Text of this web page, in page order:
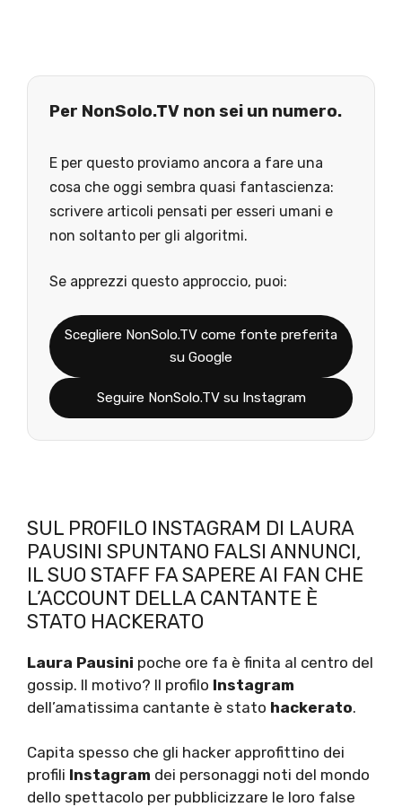
Per NonSolo.TV non sei un numero.
E per questo proviamo ancora a fare una
cosa che oggi sembra quasi fantascienza:
scrivere articoli pensati per esseri umani e
non soltanto per gli algoritmi.
Se apprezzi questo approccio, puoi:
Scegliere NonSolo.TV come fonte preferita
su Google
Seguire NonSolo.TV su Instagram
SUL PROFILO INSTAGRAM DI LAURA
PAUSINI SPUNTANO FALSI ANNUNCI,
IL SUO STAFF FA SAPERE AI FAN CHE
L’ACCOUNT DELLA CANTANTE È
STATO HACKERATO
Laura Pausini poche ore fa è finita al centro del
gossip. Il motivo? Il profilo Instagram
dell’amatissima cantante è stato hackerato.
Capita spesso che gli hacker approfittino dei
profili Instagram dei personaggi noti del mondo
dello spettacolo per pubblicizzare le loro false